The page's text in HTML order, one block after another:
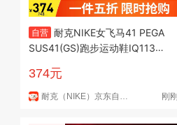
自营 耐克NIKE女飞马41 PEGA
SUS41(GS)跑步运动鞋IQ1139-
374元
耐克（NIKE）京东自营旗舰店 刚